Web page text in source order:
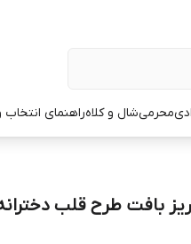
محرمیشال و کلاهراهنمای
بافت طرح قلب